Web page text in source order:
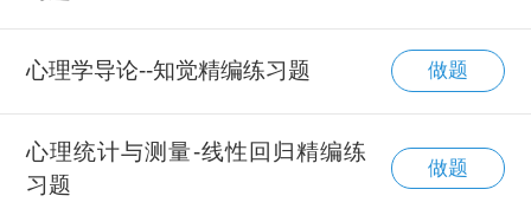
心理学导论--知觉精编练习题 做题
心理统计与测量-线性回归精编练
习题
做题